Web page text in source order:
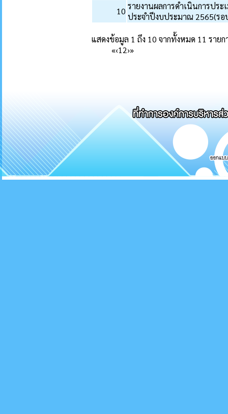
10 รายงานผลการดำเนินการปร
ประจำปีงบประมาณ 2565(รอ
แสดงข้อมูล 1 ถึง 10 จากทั้งหมด 11 รายก
«‹12›»